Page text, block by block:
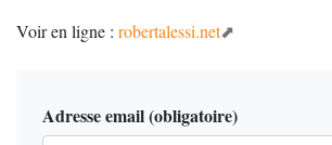
Voir en ligne : robertalessi.net
Adresse email(obligatoire)